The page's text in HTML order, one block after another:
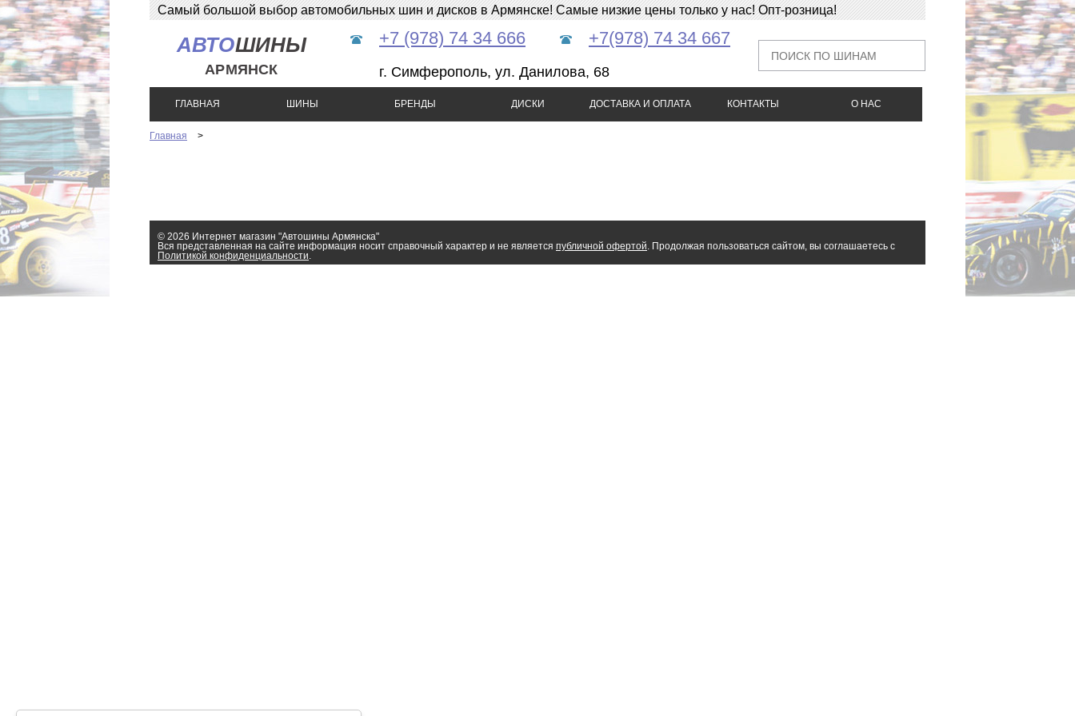
Самый большой выбор автомобильных шин и дисков в Армянске! Самые низкие цены только у нас! Опт-розница!
АВТОШИНЫ
АРМЯНСК
+7 (978) 74 34 666 +7(978) 74 34 667
г. Симферополь, ул. Данилова, 68
ГЛАВНАЯ ШИНЫ БРЕНДЫ ДИСКИ ДОСТАВКА И ОПЛАТА КОНТАКТЫ О НАС
Главная >
© 2026 Интернет магазин "Автошины Армянска"
Вся представленная на сайте информация носит справочный характер и не является публичной офертой. Продолжая пользоваться сайтом, вы соглашаетесь с
Политикой конфиденциальности.